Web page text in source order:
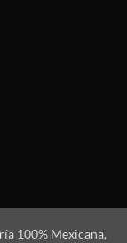
100% Mexicana,